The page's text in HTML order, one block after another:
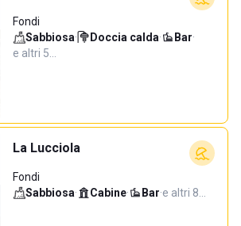
Fondi
Sabbiosa· Doccia calda· Bar·
e altri 5…
La Lucciola
Fondi
Sabbiosa· Cabine· Bar·e altri 8…